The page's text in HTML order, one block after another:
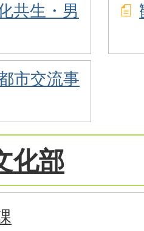
共生・男
市交流事
化部